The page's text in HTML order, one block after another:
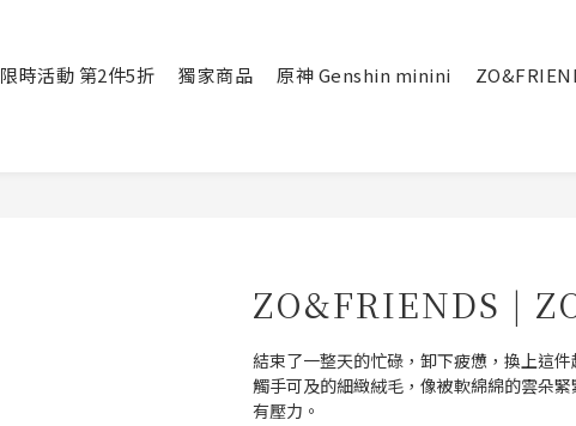
限時活動 第2件5折 獨家商品 原神 Genshin minini
ZO&FRIENDS |
結束了一整天的忙碌，卸下疲憊，換上這件
觸手可及的細緻絨毛，像被軟綿綿的雲朵
有壓力。